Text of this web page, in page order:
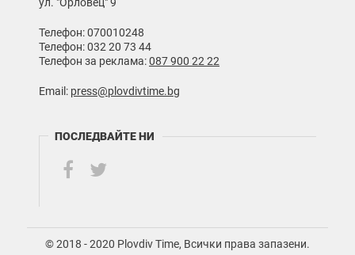
Телефон: 070010248
Телефон: 032 20 73 44
Телефон за реклама:087 900 22 22
Email: press@plovdivtime.bg
ПОСЛЕДВАЙТЕ НИ
© 2018 - 2020 Plovdiv Time, Всички права запазени.